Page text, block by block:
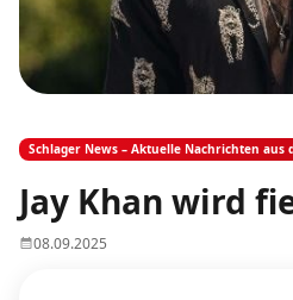
Schlager News – Aktuelle Nachrichten aus
Jay Khan wird
08.09.2025